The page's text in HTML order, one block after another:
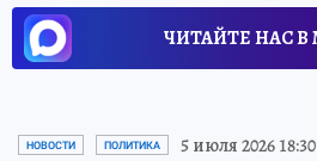
ЧИТАЙТЕ НАС В
НОВОСТИ ПОЛИТИКА 5 июля 2026 18:30